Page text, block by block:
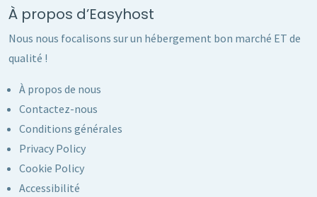
À propos d’Easyhost
Nous nous focalisons sur un hébergement bon marché ET de
qualité !
À propos de nous
Contactez-nous
Conditions générales
Privacy Policy
Cookie Policy
Accessibilité